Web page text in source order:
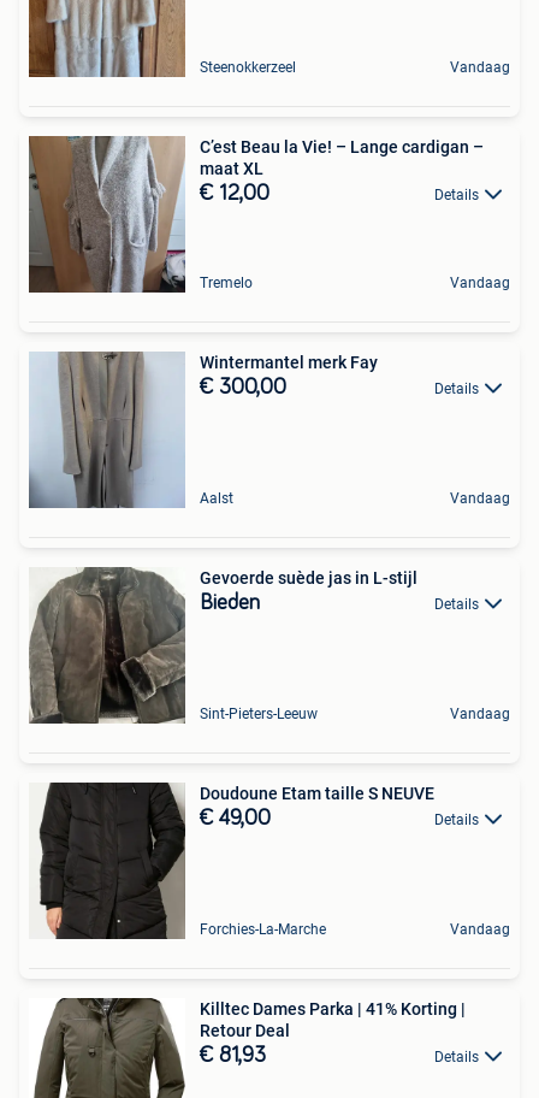
Steenokkerzeel Vandaag
C’est Beau la Vie! – Lange cardigan –
maat XL
€ 12,00 Details
Tremelo Vandaag
Wintermantel merk Fay
€ 300,00 Details
Aalst Vandaag
Gevoerde suède jas in L-stijl
Bieden Details
Sint-Pieters-Leeuw Vandaag
Doudoune Etam taille S NEUVE
€ 49,00 Details
Forchies-La-Marche Vandaag
Killtec Dames Parka | 41% Korting |
Retour Deal
€ 81,93 Details